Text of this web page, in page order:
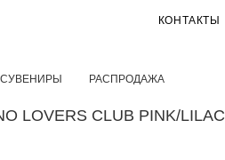
КОНТАКТЫ
СУВЕНИРЫ РАСПРОДАЖА
LOVERS CLUB PINK/LILAC